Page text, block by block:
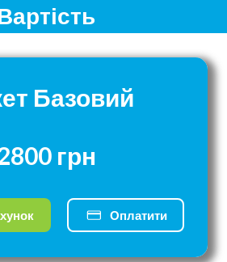
Базовий
грн
Оплатити